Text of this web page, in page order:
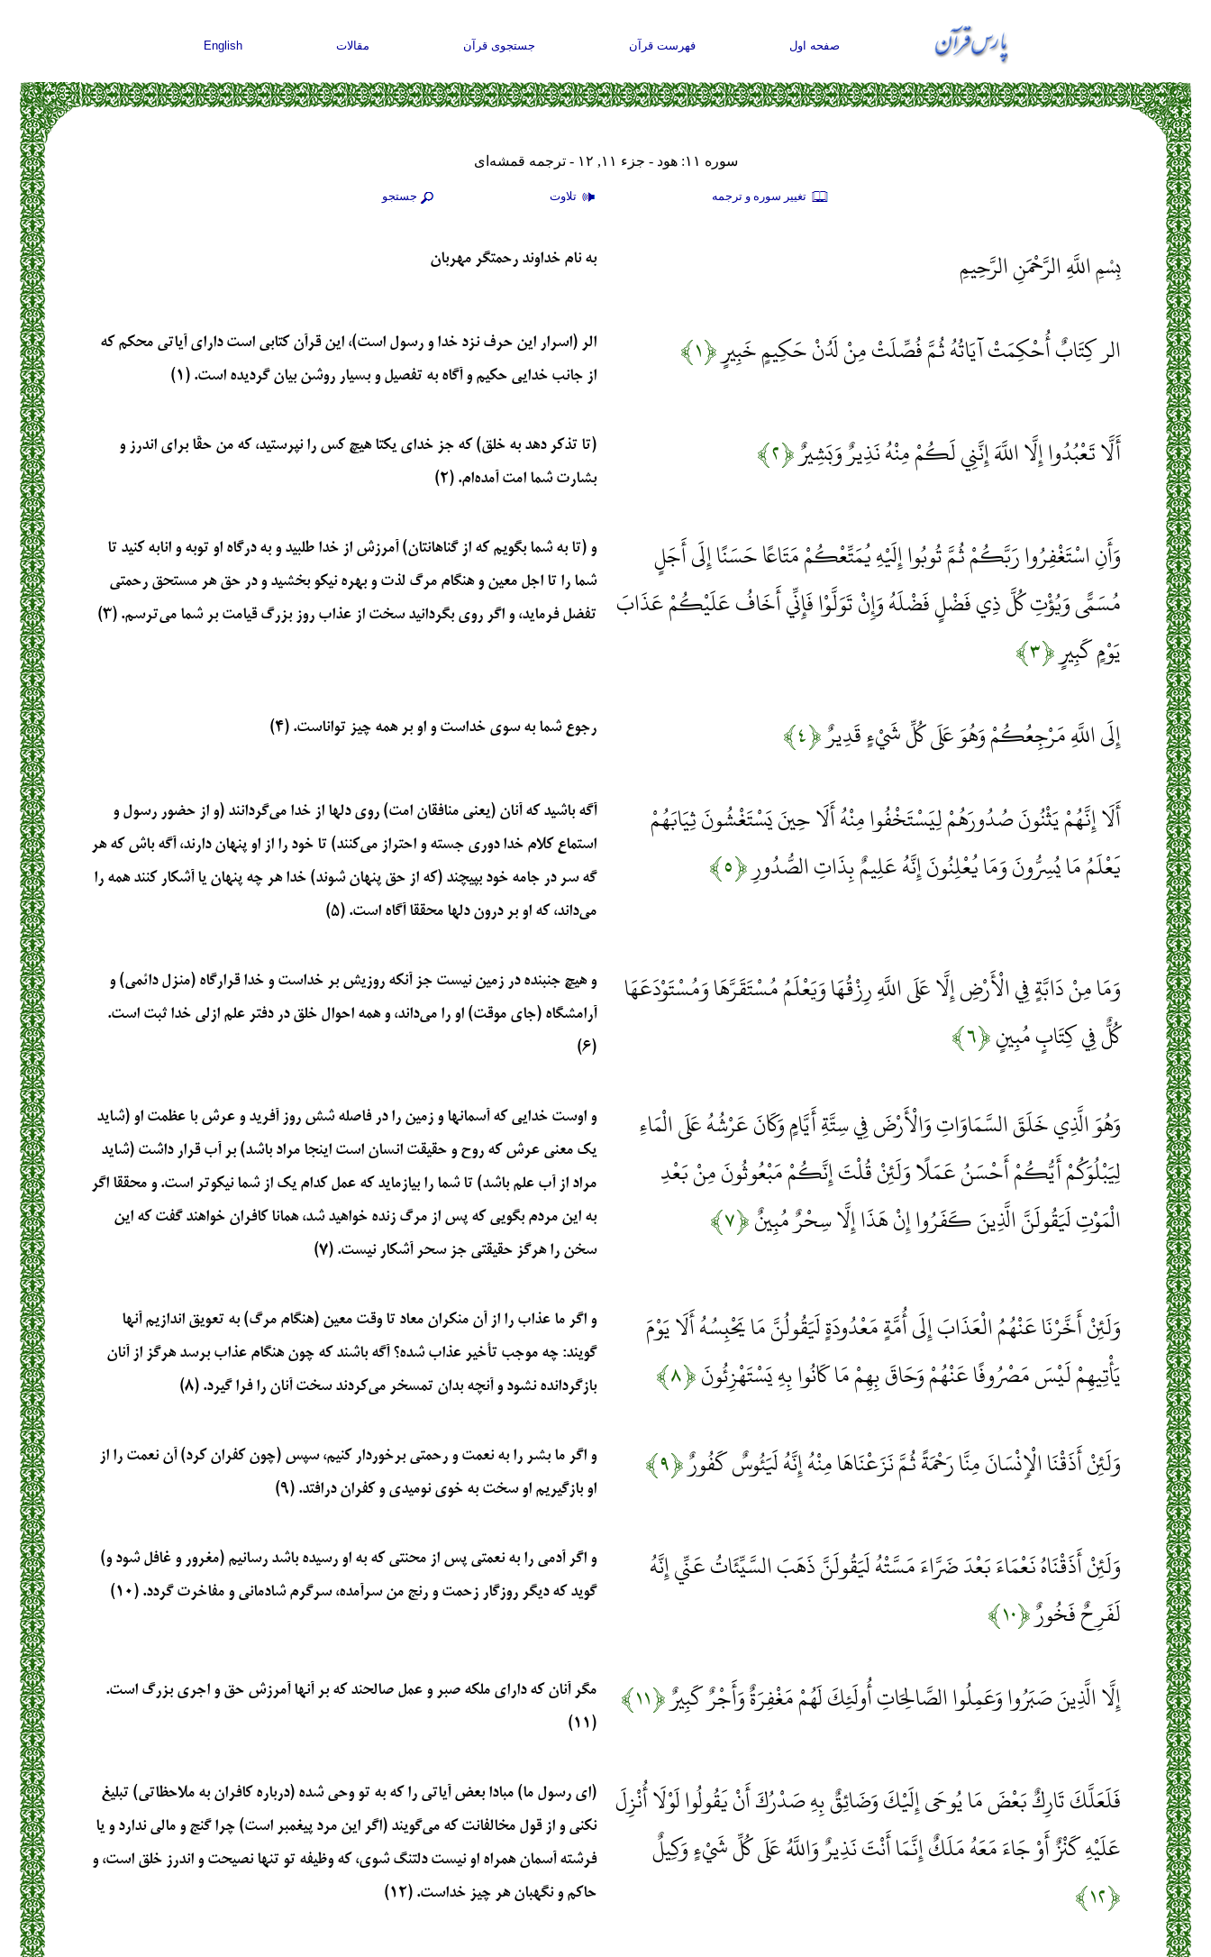
صفحه اول فهرست قرآن جستجوی قرآن مقالات English
سوره ۱۱: هود - جزء ۱۱, ۱۲ - ترجمه قمشه‌ای
تغيير سوره و ترجمه تلاوت جستجو
بِسْمِ اللَّهِ الرَّحْمَنِ الرَّحِيمِ به نام خداوند رحمتگر مهربان
الر كِتَابٌ أُحْكِمَتْ آيَاتُهُ ثُمَّ فُصِّلَتْ مِنْ لَدُنْ حَكِيمٍ خَبِيرٍ﴿۱﴾
الر (اسرار این حرف نزد خدا و رسول است)، این قرآن کتابی است دارای آیاتی محکم که
از جانب خدایی حکیم و آگاه به تفصیل و بسیار روشن بیان گردیده است. (۱)
أَلَّا تَعْبُدُوا إِلَّا اللَّهَ إِنَّنِي لَكُمْ مِنْهُ نَذِيرٌ وَبَشِيرٌ﴿۲﴾
(تا تذکر دهد به خلق) که جز خدای یکتا هیچ کس را نپرستید، که من حقّا برای اندرز و
بشارت شما امت آمده‌ام. (۲)
وَأَنِ اسْتَغْفِرُوا رَبَّكُمْ ثُمَّ تُوبُوا إِلَيْهِ يُمَتِّعْكُمْ مَتَاعًا حَسَنًا إِلَى أَجَلٍ
مُسَمًّى وَيُؤْتِ كُلَّ ذِي فَضْلٍ فَضْلَهُ وَإِنْ تَوَلَّوْا فَإِنِّي أَخَافُ عَلَيْكُمْ عَذَابَ
يَوْمٍ كَبِيرٍ﴿۳﴾
و (تا به شما بگویم که از گناهانتان) آمرزش از خدا طلبید و به درگاه او توبه و انابه کنید تا
شما را تا اجل معین و هنگام مرگ لذت و بهره نیکو بخشید و در حق هر مستحق رحمتی
تفضل فرماید، و اگر روی بگردانید سخت از عذاب روز بزرگ قیامت بر شما می‌ترسم. (۳)
إِلَى اللَّهِ مَرْجِعُكُمْ وَهُوَ عَلَى كُلِّ شَيْءٍ قَدِيرٌ﴿۴﴾ رجوع شما به سوی خداست و او بر همه چیز تواناست. (۴)
أَلَا إِنَّهُمْ يَثْنُونَ صُدُورَهُمْ لِيَسْتَخْفُوا مِنْهُ أَلَا حِينَ يَسْتَغْشُونَ ثِيَابَهُمْ
يَعْلَمُ مَا يُسِرُّونَ وَمَا يُعْلِنُونَ إِنَّهُ عَلِيمٌ بِذَاتِ الصُّدُورِ﴿۵﴾
آگه باشید که آنان (یعنی منافقان امت) روی دلها از خدا می‌گردانند (و از حضور رسول و
استماع کلام خدا دوری جسته و احتراز می‌کنند) تا خود را از او پنهان دارند، آگه باش که هر
گه سر در جامه خود بپیچند (که از حق پنهان شوند) خدا هر چه پنهان یا آشکار کنند همه را
می‌داند، که او بر درون دلها محققا آگاه است. (۵)
وَمَا مِنْ دَابَّةٍ فِي الْأَرْضِ إِلَّا عَلَى اللَّهِ رِزْقُهَا وَيَعْلَمُ مُسْتَقَرَّهَا وَمُسْتَوْدَعَهَا
كُلٌّ فِي كِتَابٍ مُبِينٍ﴿۶﴾
و هیچ جنبنده در زمین نیست جز آنکه روزیش بر خداست و خدا قرارگاه (منزل دائمی) و
آرامشگاه (جای موقت) او را می‌داند، و همه احوال خلق در دفتر علم ازلی خدا ثبت است.
(۶)
وَهُوَ الَّذِي خَلَقَ السَّمَاوَاتِ وَالْأَرْضَ فِي سِتَّةِ أَيَّامٍ وَكَانَ عَرْشُهُ عَلَى الْمَاءِ
لِيَبْلُوَكُمْ أَيُّكُمْ أَحْسَنُ عَمَلًا وَلَئِنْ قُلْتَ إِنَّكُمْ مَبْعُوثُونَ مِنْ بَعْدِ
الْمَوْتِ لَيَقُولَنَّ الَّذِينَ كَفَرُوا إِنْ هَذَا إِلَّا سِحْرٌ مُبِينٌ﴿۷﴾
و اوست خدایی که آسمانها و زمین را در فاصله شش روز آفرید و عرش با عظمت او (شاید
یک معنی عرش که روح و حقیقت انسان است اینجا مراد باشد) بر آب قرار داشت (شاید
مراد از آب علم باشد) تا شما را بیازماید که عمل کدام یک از شما نیکوتر است. و محققا اگر
به این مردم بگویی که پس از مرگ زنده خواهید شد، همانا کافران خواهند گفت که این
سخن را هرگز حقیقتی جز سحر آشکار نیست. (۷)
وَلَئِنْ أَخَّرْنَا عَنْهُمُ الْعَذَابَ إِلَى أُمَّةٍ مَعْدُودَةٍ لَيَقُولُنَّ مَا يَحْبِسُهُ أَلَا يَوْمَ
يَأْتِيهِمْ لَيْسَ مَصْرُوفًا عَنْهُمْ وَحَاقَ بِهِمْ مَا كَانُوا بِهِ يَسْتَهْزِئُونَ﴿۸﴾
و اگر ما عذاب را از آن منکران معاد تا وقت معین (هنگام مرگ) به تعویق اندازیم آنها
گویند: چه موجب تأخیر عذاب شده؟ آگه باشند که چون هنگام عذاب برسد هرگز از آنان
بازگردانده نشود و آنچه بدان تمسخر می‌کردند سخت آنان را فرا گیرد. (۸)
وَلَئِنْ أَذَقْنَا الْإِنْسَانَ مِنَّا رَحْمَةً ثُمَّ نَزَعْنَاهَا مِنْهُ إِنَّهُ لَيَئُوسٌ كَفُورٌ﴿۹﴾
و اگر ما بشر را به نعمت و رحمتی برخوردار کنیم، سپس (چون کفران کرد) آن نعمت را از
او بازگیریم او سخت به خوی نومیدی و کفران درافتد. (۹)
وَلَئِنْ أَذَقْنَاهُ نَعْمَاءَ بَعْدَ ضَرَّاءَ مَسَّتْهُ لَيَقُولَنَّ ذَهَبَ السَّيِّئَاتُ عَنِّي إِنَّهُ
لَفَرِحٌ فَخُورٌ﴿۱۰﴾
و اگر آدمی را به نعمتی پس از محنتی که به او رسیده باشد رسانیم (مغرور و غافل شود و)
گوید که دیگر روزگار زحمت و رنج من سرآمده، سرگرم شادمانی و مفاخرت گردد. (۱۰)
إِلَّا الَّذِينَ صَبَرُوا وَعَمِلُوا الصَّالِحَاتِ أُولَئِكَ لَهُمْ مَغْفِرَةٌ وَأَجْرٌ كَبِيرٌ﴿۱۱﴾
مگر آنان که دارای ملکه صبر و عمل صالحند که بر آنها آمرزش حق و اجری بزرگ است.
(۱۱)
فَلَعَلَّكَ تَارِكٌ بَعْضَ مَا يُوحَى إِلَيْكَ وَضَائِقٌ بِهِ صَدْرُكَ أَنْ يَقُولُوا لَوْلَا أُنْزِلَ
عَلَيْهِ كَنْزٌ أَوْ جَاءَ مَعَهُ مَلَكٌ إِنَّمَا أَنْتَ نَذِيرٌ وَاللَّهُ عَلَى كُلِّ شَيْءٍ وَكِيلٌ
﴿۱۲﴾
(ای رسول ما) مبادا بعض آیاتی را که به تو وحی شده (درباره کافران به ملاحظاتی) تبلیغ
نکنی و از قول مخالفانت که می‌گویند (اگر این مرد پیغمبر است) چرا گنج و مالی ندارد و یا
فرشته آسمان همراه او نیست دلتنگ شوی، که وظیفه تو تنها نصیحت و اندرز خلق است، و
حاکم و نگهبان هر چیز خداست. (۱۲)